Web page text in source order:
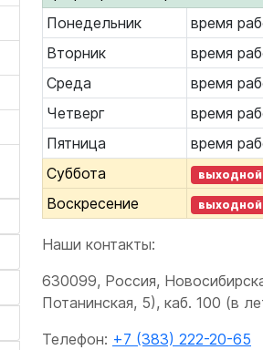
Понедельник
время
Вторник время
Среда время
Четверг время
Пятница время
Суббота выходной
Воскресение выходной
Наши контакты:
630099, Россия,
Потанинская, 5), каб. 100 (в
Телефон: +7 (383) 222-20-65